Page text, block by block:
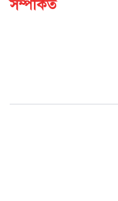
সম্পর্কিত